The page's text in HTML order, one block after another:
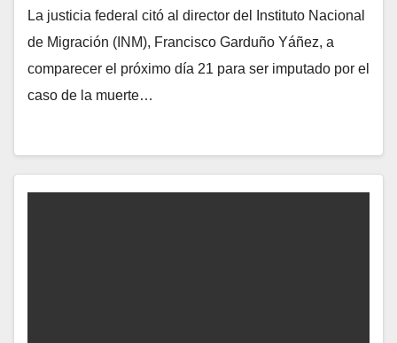
La justicia federal citó al director del Instituto Nacional
de Migración (INM), Francisco Garduño Yáñez, a
comparecer el próximo día 21 para ser imputado por el
caso de la muerte…